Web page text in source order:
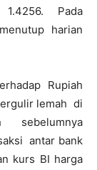
1.4256. Pada
harian
Rupiah
lemah di
sebelumnya
antar bank
kurs BI harga